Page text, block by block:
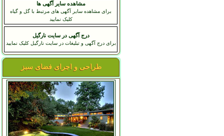
مشاهده سایر آگهی ها
برای مشاهده سایر آگهی های مرتبط با گل و گیاه
کلیک نمایید
درج آگهی در سایت نارگیل
برای درج آگهی و تبلیغات در سایت نارگیل کلیک نمایید
طراحی و اجرای فضای سبز